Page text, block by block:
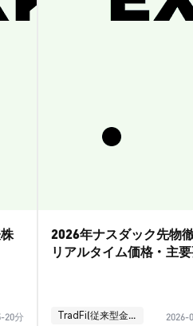
20分
2026年ナスダック先物
リアルタイム価格・主
TradFi(従来型金融) 2026-